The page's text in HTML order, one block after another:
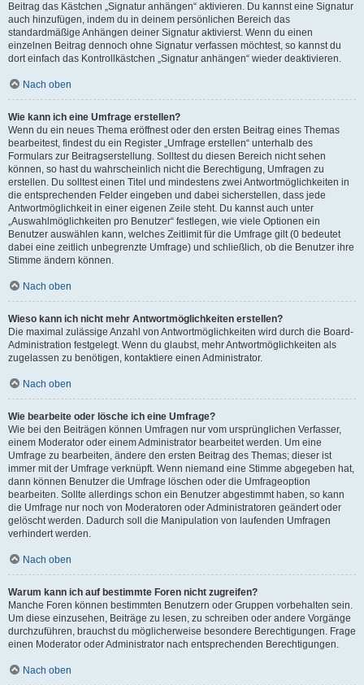
Beitrag das Kästchen „Signatur anhängen“ aktivieren. Du kannst eine Signatur
auch hinzufügen, indem du in deinem persönlichen Bereich das
standardmäßige Anhängen deiner Signatur aktivierst. Wenn du einen
einzelnen Beitrag dennoch ohne Signatur verfassen möchtest, so kannst du
dort einfach das Kontrollkästchen „Signatur anhängen“ wieder deaktivieren.
Nach oben
Wie kann ich eine Umfrage erstellen?
Wenn du ein neues Thema eröffnest oder den ersten Beitrag eines Themas
bearbeitest, findest du ein Register „Umfrage erstellen“ unterhalb des
Formulars zur Beitragserstellung. Solltest du diesen Bereich nicht sehen
können, so hast du wahrscheinlich nicht die Berechtigung, Umfragen zu
erstellen. Du solltest einen Titel und mindestens zwei Antwortmöglichkeiten in
die entsprechenden Felder eingeben und dabei sicherstellen, dass jede
Antwortmöglichkeit in einer eigenen Zeile steht. Du kannst auch unter
„Auswahlmöglichkeiten pro Benutzer“ festlegen, wie viele Optionen ein
Benutzer auswählen kann, welches Zeitlimit für die Umfrage gilt (0 bedeutet
dabei eine zeitlich unbegrenzte Umfrage) und schließlich, ob die Benutzer ihre
Stimme ändern können.
Nach oben
Wieso kann ich nicht mehr Antwortmöglichkeiten erstellen?
Die maximal zulässige Anzahl von Antwortmöglichkeiten wird durch die Board-
Administration festgelegt. Wenn du glaubst, mehr Antwortmöglichkeiten als
zugelassen zu benötigen, kontaktiere einen Administrator.
Nach oben
Wie bearbeite oder lösche ich eine Umfrage?
Wie bei den Beiträgen können Umfragen nur vom ursprünglichen Verfasser,
einem Moderator oder einem Administrator bearbeitet werden. Um eine
Umfrage zu bearbeiten, ändere den ersten Beitrag des Themas; dieser ist
immer mit der Umfrage verknüpft. Wenn niemand eine Stimme abgegeben hat,
dann können Benutzer die Umfrage löschen oder die Umfrageoption
bearbeiten. Sollte allerdings schon ein Benutzer abgestimmt haben, so kann
die Umfrage nur noch von Moderatoren oder Administratoren geändert oder
gelöscht werden. Dadurch soll die Manipulation von laufenden Umfragen
verhindert werden.
Nach oben
Warum kann ich auf bestimmte Foren nicht zugreifen?
Manche Foren können bestimmten Benutzern oder Gruppen vorbehalten sein.
Um diese einzusehen, Beiträge zu lesen, zu schreiben oder andere Vorgänge
durchzuführen, brauchst du möglicherweise besondere Berechtigungen. Frage
einen Moderator oder Administrator nach entsprechenden Berechtigungen.
Nach oben